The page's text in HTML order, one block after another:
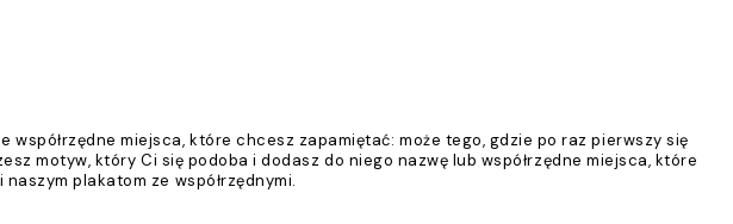
miejsca, które chcesz zapamiętać: może tego, gdzie po raz pierwszy się
motyw, który Ci się podoba i dodasz do niego nazwę lub współrzędne miejsca, które
plakatom ze współrzędnymi.